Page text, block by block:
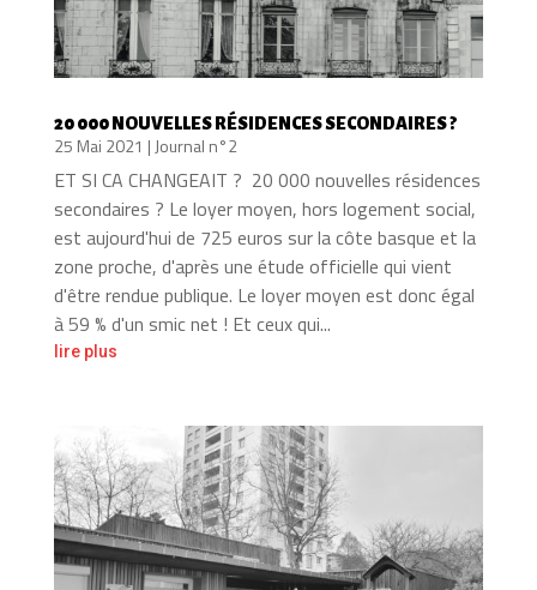
20 000 NOUVELLES RÉSIDENCES SECONDAIRES ?
25 Mai 2021 | Journal n°2
ET SI CA CHANGEAIT ? 20 000 nouvelles résidences
secondaires ? Le loyer moyen, hors logement social,
est aujourd'hui de 725 euros sur la côte basque et la
zone proche, d'après une étude officielle qui vient
d'être rendue publique. Le loyer moyen est donc égal
à 59 % d'un smic net ! Et ceux qui...
lire plus